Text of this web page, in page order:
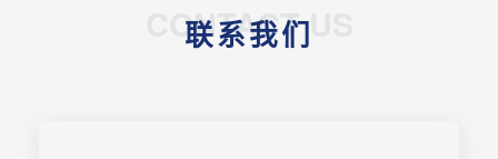
CONTACT US
联系我们